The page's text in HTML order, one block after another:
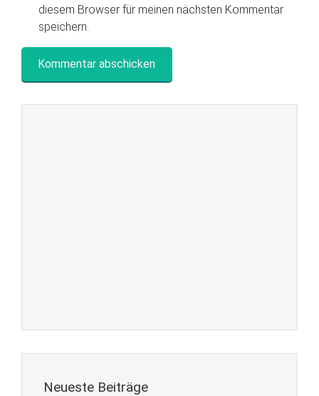
diesem Browser für meinen nächsten Kommentar
speichern.
Neueste Beiträge